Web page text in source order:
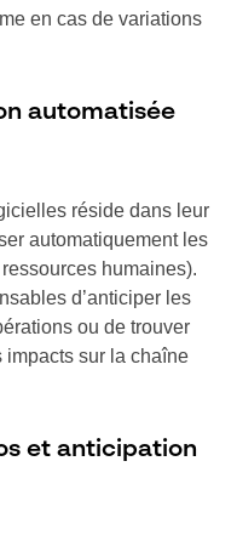
en cas de variations
automatisée
réside dans leur
automatiquement les
humaines).
d’anticiper les
ou de trouver
sur la chaîne
et anticipation